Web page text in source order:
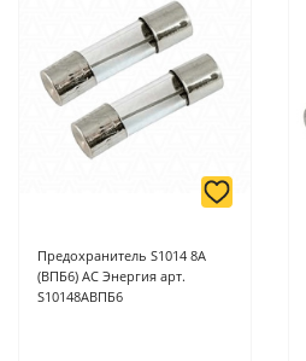
Предохранитель S1014 8А
(ВПБ6) АС Энергия арт.
S10148АВПБ6